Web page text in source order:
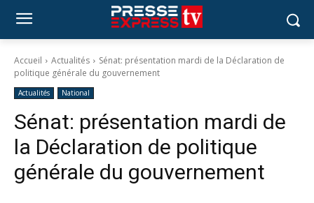
Accueil Actualités
Sénat: présentation mardi de la Déclaration de
politique générale du gouvernement
Actualités National
Sénat: présentation mardi de
la Déclaration de politique
générale du gouvernement